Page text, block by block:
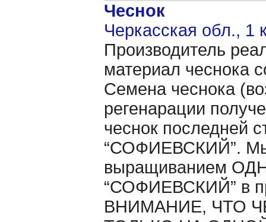
Чеснок
Черкасская обл., 1
Производитель
материал чеснока
Семена чеснока
регенарации
чеснок последней
“СОФИЕВСКИЙ”. Мы
выращиванием
“СОФИЕВСКИЙ” в
ВНИМАНИЕ, ЧТО